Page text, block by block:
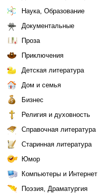
Наука, Образование
Документальные
Проза
Приключения
Детская литература
Дом и семья
Бизнес
Религия и духовность
Справочная литература
Старинная литература
Юмор
Компьютеры и Интернет
Поэзия, Драматургия